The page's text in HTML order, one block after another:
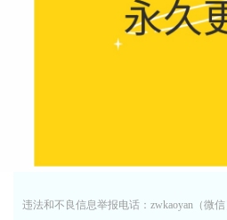
违法和不良信息举报电话：zwkaoyan（微信